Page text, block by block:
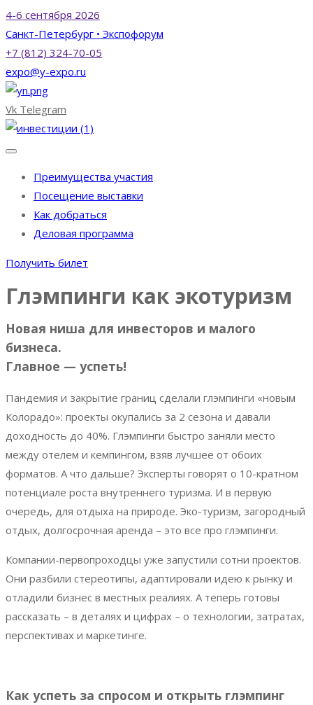
4-6 сентября 2026
Санкт-Петербург • Экспофорум
+7 (812) 324-70-05
expo@y-expo.ru
Vk Telegram
Преимущества участия
Посещение выставки
Как добраться
Деловая программа
Получить билет
Глэмпинги как экотуризм
Новая ниша для инвесторов и малого
бизнеса.
Главное — успеть!
Пандемия и закрытие границ сделали глэмпинги «новым
Колорадо»: проекты окупались за 2 сезона и давали
доходность до 40%. Глэмпинги быстро заняли место
между отелем и кемпингом, взяв лучшее от обоих
форматов. А что дальше? Эксперты говорят о 10-кратном
потенциале роста внутреннего туризма. И в первую
очередь, для отдыха на природе. Эко-туризм, загородный
отдых, долгосрочная аренда – это все про глэмпинги.
Компании-первопроходцы уже запустили сотни проектов.
Они разбили стереотипы, адаптировали идею к рынку и
отладили бизнес в местных реалиях. А теперь готовы
рассказать – в деталях и цифрах – о технологии, затратах,
перспективах и маркетинге.
Как успеть за спросом и открыть глэмпинг